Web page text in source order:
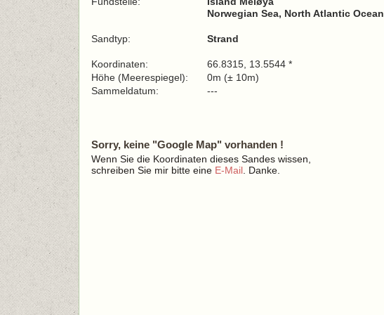
Norwegian Sea, North Atlantic Ocean
Sandtyp: Strand
Koordinaten:
66.8315, 13.5544 *
Höhe (Meerespiegel):
0m (± 10m)
Sammeldatum:
---
Sorry, keine "Google Map" vorhanden !
Wenn Sie die Koordinaten dieses Sandes wissen,
schreiben Sie mir bitte eine E-Mail . Danke.